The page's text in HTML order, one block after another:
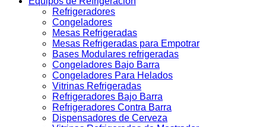
Refrigeradores
Congeladores
Mesas Refrigeradas
Mesas Refrigeradas para Empotrar
Bases Modulares refrigeradas
Congeladores Bajo Barra
Congeladores Para Helados
Vitrinas Refrigeradas
Refrigeradores Bajo Barra
Refrigeradores Contra Barra
Dispensadores de Cerveza